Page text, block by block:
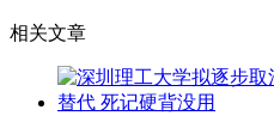
相关文章